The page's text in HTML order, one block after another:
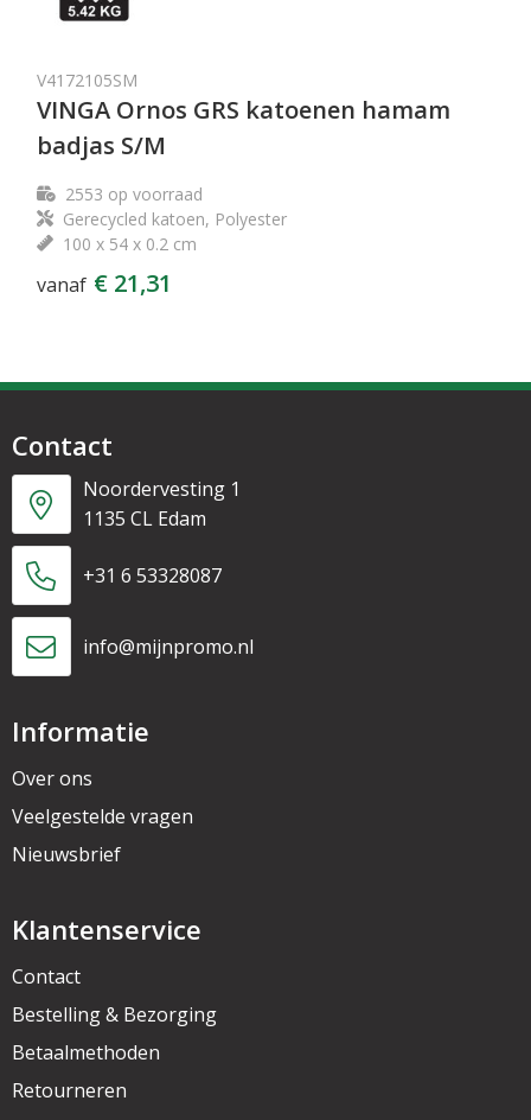
V4172105SM
VINGA Ornos GRS katoenen hamam
badjas S/M
2553 op voorraad
Gerecycled katoen, Polyester
100 x 54 x 0.2 cm
vanaf € 21,31
Contact
Noordervesting 1
1135 CL Edam
+31 6 53328087
info@mijnpromo.nl
Informatie
Over ons
Veelgestelde vragen
Nieuwsbrief
Klantenservice
Contact
Bestelling & Bezorging
Betaalmethoden
Retourneren